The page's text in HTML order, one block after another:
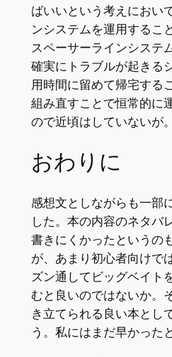
ばいいという考えにおい
ンシステムを運用するこ
スペーサーラインシステ
確実にトラブルが起きる
用時間に留めて帰宅する
組み直すことで恒常的に
ので近頃はしていないが。
おわりに
感想文としながらも一部
した。本の内容のネタバ
書きにくかったというの
が、あまり初心者向けで
ズン通してビッグベイト
むと良いのではないか。
き立てられる良い本とし
う。私にはまだ早かった